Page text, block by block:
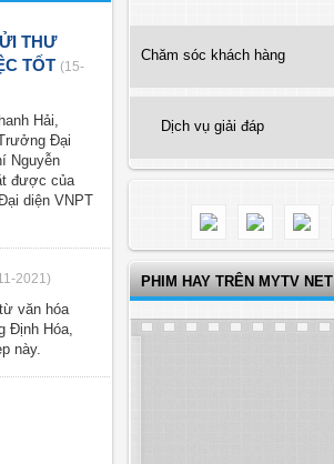
THƯ
TỐT (15-
Hải,
Đại
Nguyễn
được của
diện VNPT
2021)
văn hóa
Định Hóa,
này.
Chăm sóc khách hàng
Dịch vụ giải đáp
PHIM HAY TRÊN MYTV NET